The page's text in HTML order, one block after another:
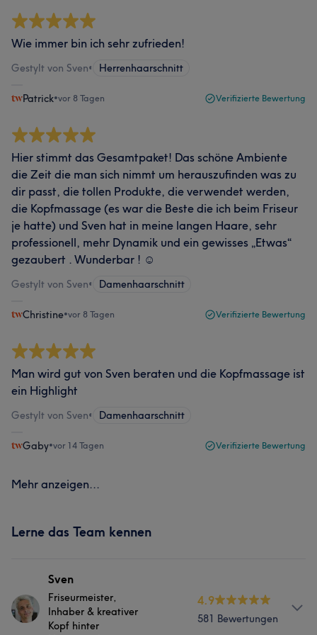
Wie immer bin ich sehr zufrieden!
Gestylt von Sven• Herrenhaarschnitt
Patrick•vor 8 Tagen Verifizierte Bewertung
Hier stimmt das Gesamtpaket! Das schöne Ambiente
die Zeit die man sich nimmt um herauszufinden was zu
dir passt, die tollen Produkte, die verwendet werden,
die Kopfmassage (es war die Beste die ich beim Friseur
je hatte) und Sven hat in meine langen Haare, sehr
professionell, mehr Dynamik und ein gewisses „Etwas“
gezaubert . Wunderbar ! ☺️
Gestylt von Sven• Damenhaarschnitt
Christine•vor 8 Tagen Verifizierte Bewertung
Man wird gut von Sven beraten und die Kopfmassage ist
ein Highlight
Gestylt von Sven• Damenhaarschnitt
Gaby•vor 14 Tagen Verifizierte Bewertung
Mehr anzeigen...
Lerne das Team kennen
Sven
Friseurmeister,
Inhaber & kreativer
Kopf hinter
4.9
581 Bewertungen